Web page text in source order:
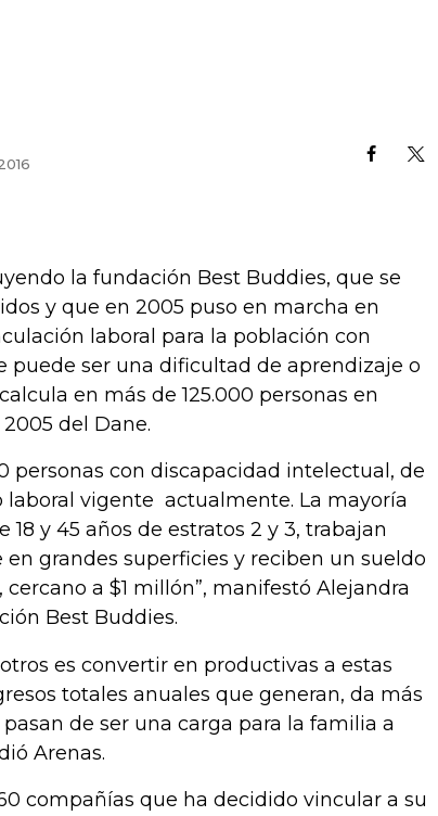
la fundación Best Buddies, que se
y que en 2005 puso en marcha en
laboral para la población con
puede ser una dificultad de aprendizaje o
en más de 125.000 personas en
del Dane.
personas con discapacidad intelectual, de
laboral vigente actualmente. La mayoría
y 45 años de estratos 2 y 3, trabajan
grandes superficies y reciben un sueldo
a $1 millón”, manifestó Alejandra
Best Buddies.
es convertir en productivas a estas
totales anuales que generan, da más
de ser una carga para la familia a
Arenas.
compañías que ha decidido vincular a su